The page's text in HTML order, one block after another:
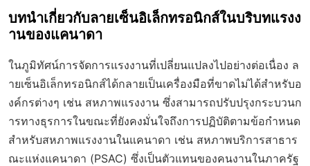
บทนำเกี่ยวกับลายเซ็นอิเล็กทรอนิกส์ในบริบทแรงง
านของแคนาดา
ในภูมิทัศน์การจัดการแรงงานที่เปลี่ยนแปลงไปอย่างต่อเนื่อง ล
ายเซ็นอิเล็กทรอนิกส์ได้กลายเป็นเครื่องมือที่ขาดไม่ได้สำหรับอ
งค์กรต่างๆ เช่น สหภาพแรงงาน ซึ่งสามารถปรับปรุงกระบวนก
ารทางธุรการในขณะที่ยังคงมั่นใจถึงการปฏิบัติตามข้อกำหนด
สำหรับสหภาพแรงงานในแคนาดา เช่น สหภาพบริการสาธาร
ณะแห่งแคนาดา (PSAC) ซึ่งเป็นตัวแทนของคนงานในภาครัฐ